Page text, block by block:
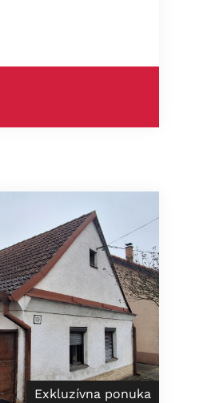
Exkluzívna ponuka